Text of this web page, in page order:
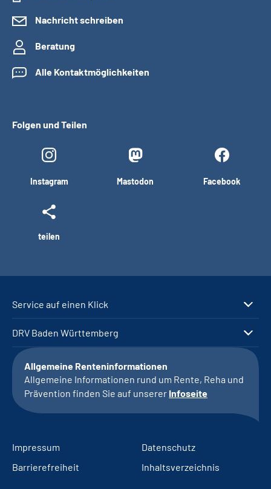
Nachricht schreiben
Beratung
Alle Kontaktmöglichkeiten
Folgen und Teilen
Instagram Mastodon Facebook
teilen
Service auf einen Klick
DRV Baden Württemberg
Allgemeine Renteninformationen
Allgemeine Informationen rund um Rente, Reha und
Prävention finden Sie auf unserer Infoseite
Impressum
Datenschutz
Barrierefreiheit
Inhaltsverzeichnis